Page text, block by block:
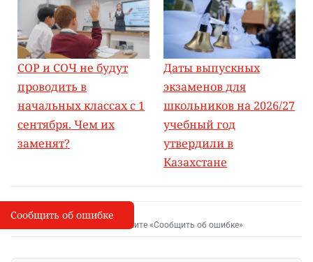
СОР и СОЧ не будут
проводить в
начальных классах с 1
сентября. Чем их
заменят?
Даты выпускных
экзаменов для
школьников на 2026/27
учебный год
утвердили в
Казахстане
I
Сообщить об опечатке
Выделите фрагмент и нажмите «Сообщить об ошибке»
Сообщить об ошибке